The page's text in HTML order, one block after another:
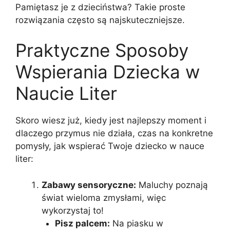
Pamiętasz je z dzieciństwa? Takie proste
rozwiązania często są najskuteczniejsze.
Praktyczne Sposoby
Wspierania Dziecka w
Naucie Liter
Skoro wiesz już, kiedy jest najlepszy moment i
dlaczego przymus nie działa, czas na konkretne
pomysły, jak wspierać Twoje dziecko w nauce
liter:
Zabawy sensoryczne: Maluchy poznają
świat wieloma zmysłami, więc
wykorzystaj to!
Pisz palcem: Na piasku w